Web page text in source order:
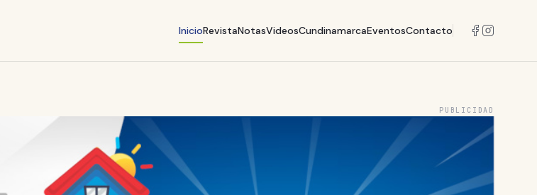
InicioRevistaNotasVideosCundinamarcaEventosContacto
PUBLICIDAD